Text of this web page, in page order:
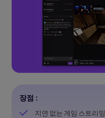
장점 :
지연 없는 게임 스트리밍